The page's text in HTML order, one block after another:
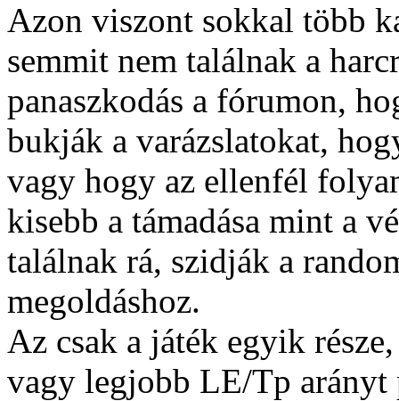
Azon viszont sokkal több
semmit nem találnak a
panaszkodás a fórumon,
bukják a varázslatokat,
vagy hogy az ellenfél
kisebb a támadása mint a
találnak rá, szidják a
megoldáshoz.
Az csak a játék egyik
vagy legjobb LE/Tp arányt